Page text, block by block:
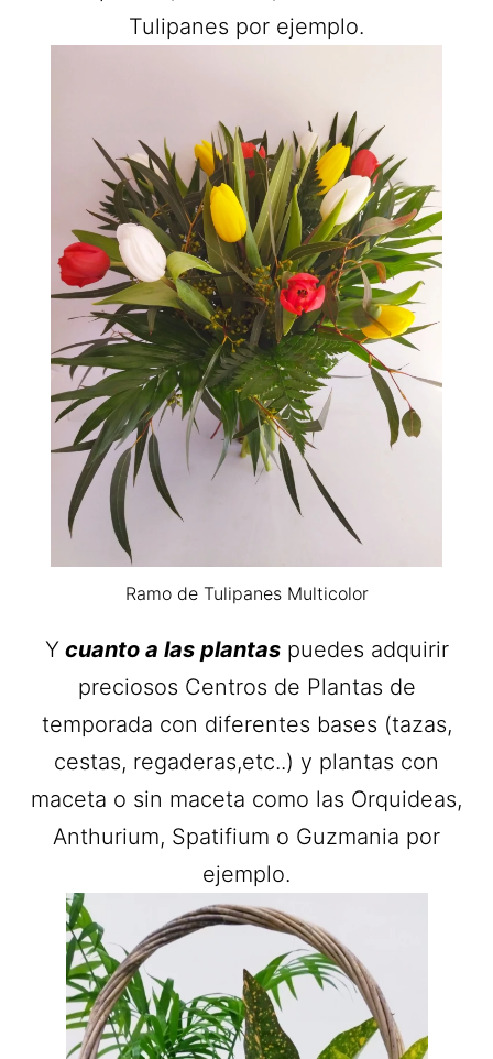
Tulipanes por ejemplo.
Ramo de Tulipanes Multicolor
Ycuanto a las plantaspuedes adquirir
preciosos Centros de Plantas de
temporada con diferentes bases (tazas,
cestas, regaderas,etc..) y plantas con
maceta o sin maceta como las Orquideas,
Anthurium, Spatifium o Guzmania por
ejemplo.